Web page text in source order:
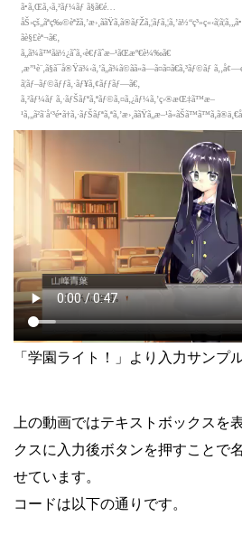
「学園ライト！」より入力サンプ
上の動画ではテキストボックスを
クスに入力後ボタンを押すことで
せています。
コードは以下の通りです。